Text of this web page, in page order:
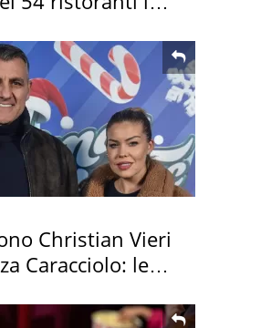
Christian Vieri
Caracciolo: le